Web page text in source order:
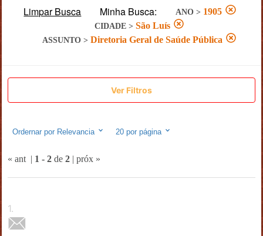
Limpar Busca Minha Busca: ANO > 1905
CIDADE> São Luís
ASSUNTO> Diretoria Geral de Saúde Pública
Ver Filtros
Ordernar por Relevancia 20por página
« ant | 1 - 2de 2| próx »
1.